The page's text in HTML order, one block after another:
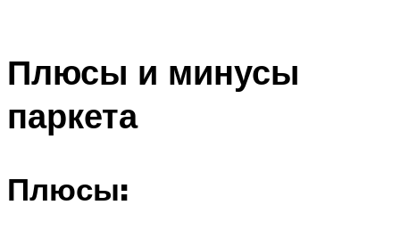
Плюсы и минусы
паркета
Плюсы: